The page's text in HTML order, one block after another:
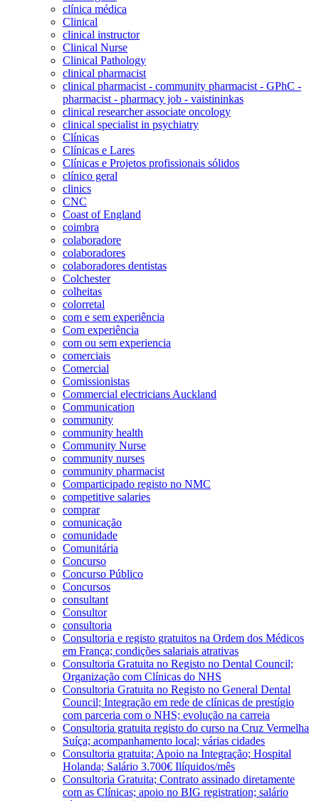
clínica médica
Clinical
clinical instructor
Clinical Nurse
Clinical Pathology
clinical pharmacist
clinical pharmacist - community pharmacist - GPhC -
pharmacist - pharmacy job - vaistininkas
clinical researcher associate oncology
clinical specialist in psychiatry
Clínicas
Clínicas e Lares
Clínicas e Projetos profissionais sólidos
clínico geral
clinics
CNC
Coast of England
coimbra
colaboradore
colaboradores
colaboradores dentistas
Colchester
colheitas
colorretal
com e sem experiência
Com experiência
com ou sem experiencia
comerciais
Comercial
Comissionistas
Commercial electricians Auckland
Communication
community
community health
Community Nurse
community nurses
community pharmacist
Comparticipado registo no NMC
competitive salaries
comprar
comunicação
comunidade
Comunitária
Concurso
Concurso Público
Concursos
consultant
Consultor
consultoria
Consultoria e registo gratuitos na Ordem dos Médicos
em França; condições salariais atrativas
Consultoria Gratuita no Registo no Dental Council;
Organização com Clínicas do NHS
Consultoria Gratuita no Registo no General Dental
Council; Integração em rede de clínicas de prestígio
com parceria com o NHS; evolução na carreia
Consultoria gratuita registo do curso na Cruz Vermelha
Suíça; acompanhamento local; várias cidades
Consultoria gratuita; Apoio na Integração; Hospital
Holanda; Salário 3.700€ Ilíquidos/mês
Consultoria Gratuita; Contrato assinado diretamente
com as Clínicas; apoio no BIG registration; salário